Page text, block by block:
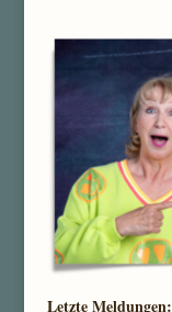
Letzte Meldungen: